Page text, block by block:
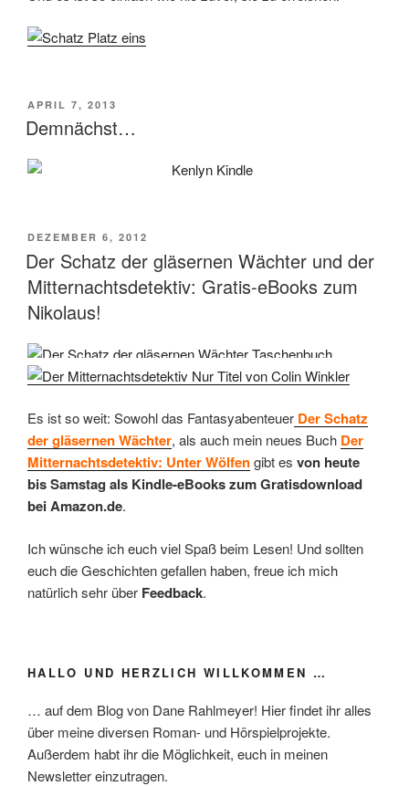
VERÖFFENTLICHT
AM
APRIL 7, 2013
Demnächst…
VERÖFFENTLICHT
AM
DEZEMBER 6, 2012
Der Schatz der gläsernen Wächter und der
Mitternachtsdetektiv: Gratis-eBooks zum
Nikolaus!
Es ist so weit: Sowohl das Fantasyabenteuer Der Schatz
der gläsernen Wächter, als auch mein neues Buch Der
Mitternachtsdetektiv: Unter Wölfengibt es von heute
bis Samstag als Kindle-eBooks zum Gratisdownload
bei Amazon.de.
Ich wünsche ich euch viel Spaß beim Lesen! Und sollten
euch die Geschichten gefallen haben, freue ich mich
natürlich sehr über Feedback.
HALLO UND HERZLICH WILLKOMMEN …
… auf dem Blog von Dane Rahlmeyer! Hier findet ihr alles
über meine diversen Roman- und Hörspielprojekte.
Außerdem habt ihr die Möglichkeit, euch in meinen
Newsletter einzutragen.